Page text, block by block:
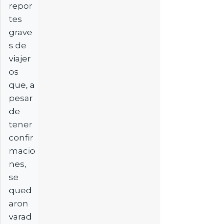
repor
tes
grave
s de
viajer
os
que, a
pesar
de
tener
confir
macio
nes,
se
qued
aron
varad